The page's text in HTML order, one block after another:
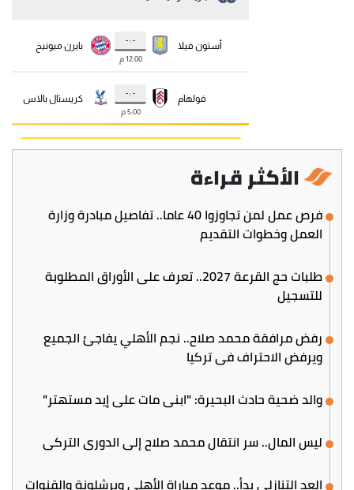
الأكثر قراءة
فرص عمل لمن تجاوزوا 40 عاما.. تفاصيل مبادرة وزارة
العمل وخطوات التقديم
طلبات حج القرعة 2027.. تعرف على الأوراق المطلوبة
للتسجيل
رفض مرافقة محمد صلاح.. نجم الأهلي يفاجئ الجميع
ويرفض الاحتراف في تركيا
والد ضحية حادث البحيرة: "ابني مات على إيد مستهتر"
ليس المال.. سر انتقال محمد صلاح إلى الدوري التركي
العد التنازلي بدأ.. موعد مباراة الأهلي وبرشلونة والقنوات